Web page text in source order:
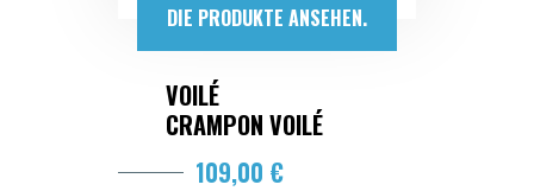
DIE PRODUKTE ANSEHEN.
VOILÉ
CRAMPON VOILÉ
109,00 €